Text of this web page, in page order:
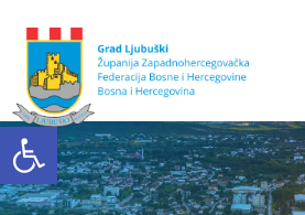
Open toolbar